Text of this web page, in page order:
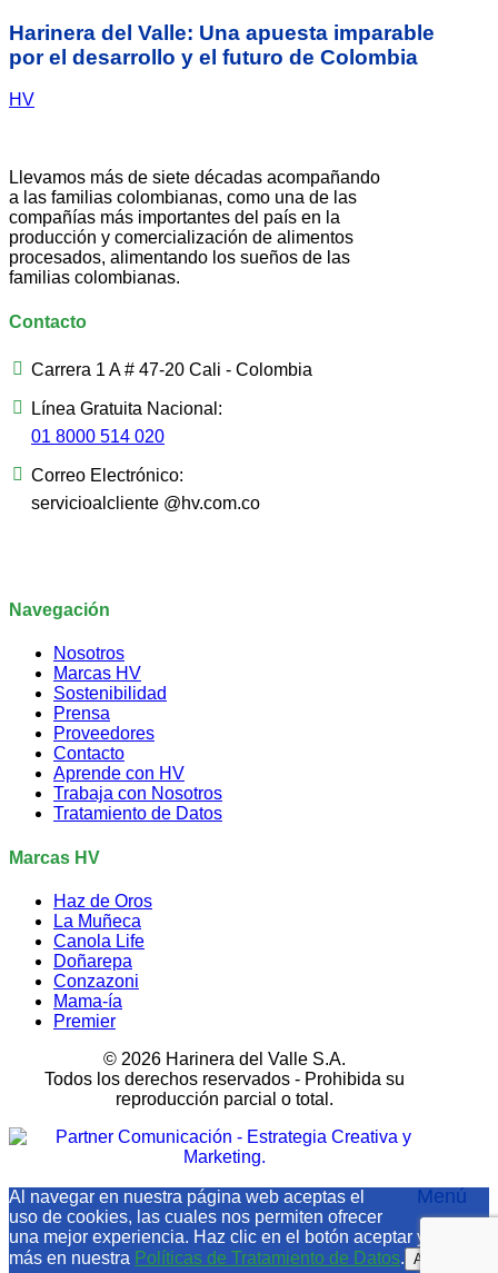
Harinera del Valle: Una apuesta imparable
por el desarrollo y el futuro de Colombia
HV
Llevamos más de siete décadas acompañando
a las familias colombianas, como una de las
compañías más importantes del país en la
producción y comercialización de alimentos
procesados, alimentando los sueños de las
familias colombianas.
Contacto
Carrera 1 A # 47-20 Cali - Colombia
Línea Gratuita Nacional:
01 8000 514 020
Correo Electrónico:
servicioalcliente @hv.com.co
Navegación
Nosotros
Marcas HV
Sostenibilidad
Prensa
Proveedores
Contacto
Aprende con HV
Trabaja con Nosotros
Tratamiento de Datos
Marcas HV
Haz de Oros
La Muñeca
Canola Life
Doñarepa
Conzazoni
Mama-ía
Premier
© 2026 Harinera del Valle S.A.
Todos los derechos reservados - Prohibida su
reproducción parcial o total.
Menú
Al navegar en nuestra página web aceptas el
uso de cookies, las cuales nos permiten ofrecer
una mejor experiencia. Haz clic en el botón aceptar y conoce
más en nuestra Políticas de Tratamiento de Datos. Aceptar